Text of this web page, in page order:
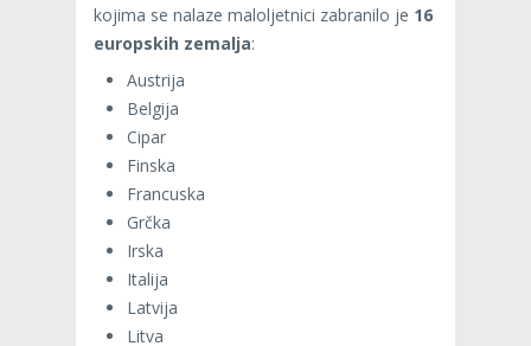
kojima se nalaze maloljetnici zabranilo je 16
europskih zemalja:
Austrija
Belgija
Cipar
Finska
Francuska
Grčka
Irska
Italija
Latvija
Litva